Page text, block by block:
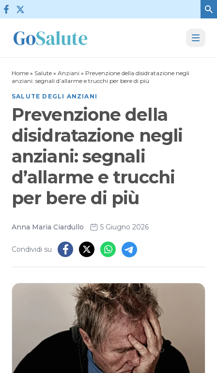
Vai al contenuto
Home » Salute » Anziani » Prevenzione della disidratazione negli
anziani: segnali d’allarme e trucchi per bere di più
SALUTE DEGLI ANZIANI
Prevenzione della
disidratazione negli
anziani: segnali
d’allarme e trucchi
per bere di più
Anna Maria Ciardullo 5 Giugno 2026
Condividi su